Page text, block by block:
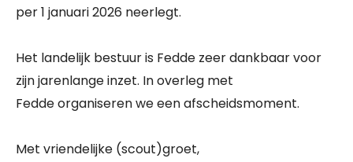
per 1 januari 2026 neerlegt.
Het landelijk bestuur is Fedde zeer dankbaar voor
zijn jarenlange inzet. In overleg met
Fedde organiseren we een afscheidsmoment.
Met vriendelijke (scout)groet,